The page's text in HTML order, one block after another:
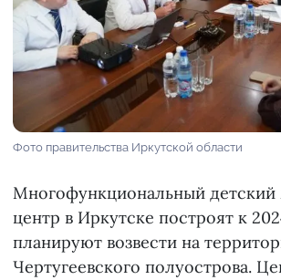
Фото правительства Иркутской области
Многофункциональный
центр в Иркутске построят к
планируют возвести на
Чертугеевского полуострова.